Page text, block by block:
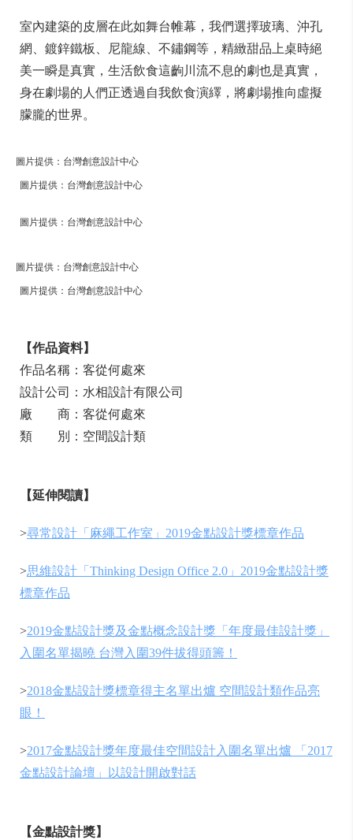
室內建築的皮層在此如舞台帷幕，我們選擇玻璃、沖孔
網、鍍鋅鐵板、尼龍線、不鏽鋼等，精緻甜品上桌時絕
美一瞬是真實，生活飲食這齣川流不息的劇也是真實，
身在劇場的人們正透過自我飲食演繹，將劇場推向虛擬
朦朧的世界。
圖片提供：台灣創意設計中心
圖片提供：台灣創意設計中心
圖片提供：台灣創意設計中心
圖片提供：台灣創意設計中心
圖片提供：台灣創意設計中心
【作品資料】
作品名稱：客從何處來
設計公司：水相設計有限公司
廠 商：客從何處來
類 別：空間設計類
【延伸閱讀】
>尋常設計「麻繩工作室」2019金點設計獎標章作品
>思維設計「Thinking Design Office 2.0」2019金點設計獎
標章作品
>2019金點設計獎及金點概念設計獎「年度最佳設計獎」
入圍名單揭曉 台灣入圍39件拔得頭籌！
>2018金點設計獎標章得主名單出爐 空間設計類作品亮
眼！
>2017金點設計獎年度最佳空間設計入圍名單出爐 「2017
金點設計論壇」以設計開啟對話
【金點設計獎】